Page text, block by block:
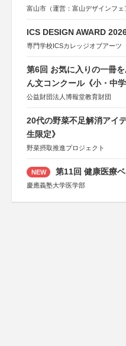
富山市（運営：富山デザインフェ
ICS DESIGN AWARD
専門学校ICSカレッジオブアーツ
第6回 お気に入りの一冊
ん文コンクール《小・中学
公益財団法人博報堂教育財団
20代の野菜不足解消アイ
生限定》
野菜摂取推進プロジェクト
NEW 第11回 健康医療
慶應義塾大学医学部